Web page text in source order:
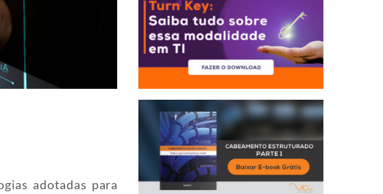
adotadas para